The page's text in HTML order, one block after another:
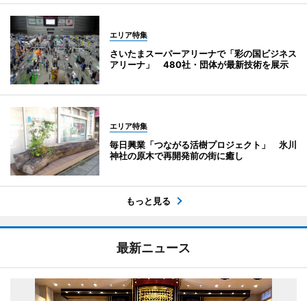
エリア特集
さいたまスーパーアリーナで「彩の国ビジネス
アリーナ」 480社・団体が最新技術を展示
エリア特集
毎日興業「つながる活樹プロジェクト」 氷川
神社の原木で再開発前の街に癒し
もっと見る
最新ニュース